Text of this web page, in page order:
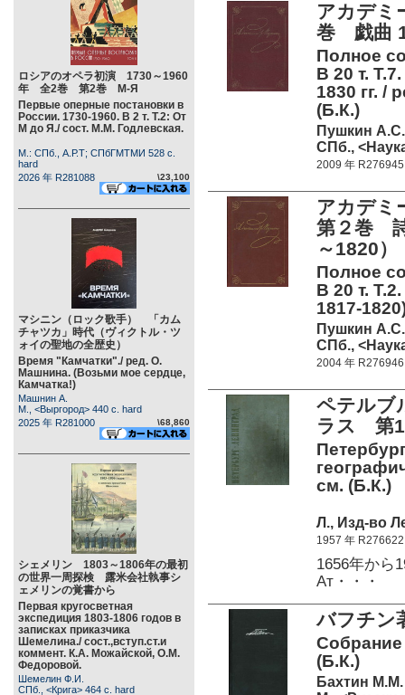
ロシアのオペラ初演 1730～1960
年 全2巻 第2巻 М-Я
Первые оперные постановки в
России. 1730-1960. В 2 т. Т.2: От
М до Я./ сост. М.М. Годлевская.
М.: СПб., А.Р.Т; СПбГМТМИ 528 c.
hard
2026 年 R281088
\23,100
マシニン（ロック歌手） 「カム
チャツカ」時代（ヴィクトル・ツ
ォイの聖地の全歴史）
Время "Камчатки"./ ред. О.
Машнина. (Возьми мое сердце,
Камчатка!)
Машнин А.
М., <Выргород> 440 c. hard
2025 年 R281000
\68,860
シェメリン 1803～1806年の最初
の世界一周探検 露米会社執事シ
ェメリンの覚書から
Первая кругосветная
экспедиция 1803-1806 годов в
записках приказчика
Шемелина./ сост.,вступ.ст.и
коммент. К.А. Можайской, О.М.
Федоровой.
Шемелин Ф.И.
СПб., <Крига> 464 c. hard
アカデ
巻 戯曲
Полное
В 20 т.
1830 гг. /
(Б.К.)
Пушкин А.С.
СПб.,
2009 年 R276945
アカデ
第２巻
～1820
Полное
В 20 т.
1817-
Пушкин А.С.
СПб.,
2004 年 R276946
ペテルブ
ラス 第1
см. (Б.К.)
Л., Изд-во
1957 年 R276622
1656年から
Ат・・・
バフチン
Собрание
(Б.К.)
Бахтин М.М.